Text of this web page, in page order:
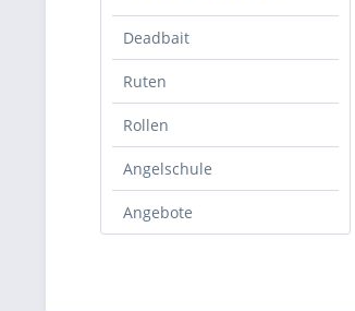
Deadbait
Ruten
Rollen
Angelschule
Angebote